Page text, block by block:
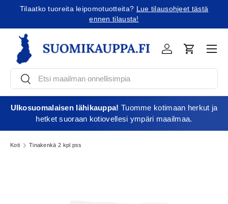
Tilaatko tuoreita leipomotuotteita? Lue tilausohjeet tästä
ennen tilausta!
EtsiEtsi
KirjauduOstoskori
Ulkosuomalaisen lähikauppa! Tuomme kotimaan herkut ja
hetket suoraan kotiovellesi ympäri maailmaa.
Koti Tinakenkä 2 kpl pss